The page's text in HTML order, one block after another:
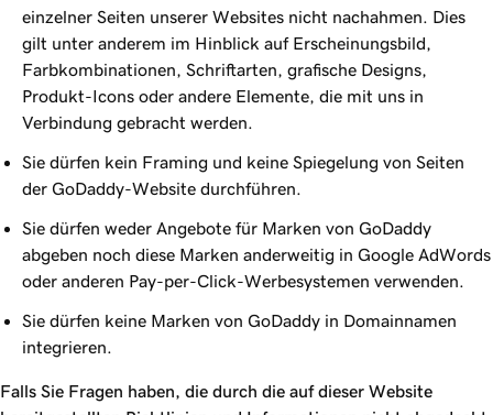
einzelner Seiten unserer Websites nicht nachahmen. Dies
gilt unter anderem im Hinblick auf Erscheinungsbild,
Farbkombinationen, Schriftarten, grafische Designs,
Produkt-Icons oder andere Elemente, die mit uns in
Verbindung gebracht werden.
Sie dürfen kein Framing und keine Spiegelung von Seiten
der GoDaddy-Website durchführen.
Sie dürfen weder Angebote für Marken von GoDaddy
abgeben noch diese Marken anderweitig in Google AdWords
oder anderen Pay-per-Click-Werbesystemen verwenden.
Sie dürfen keine Marken von GoDaddy in Domainnamen
integrieren.
Falls Sie Fragen haben, die durch die auf dieser Website